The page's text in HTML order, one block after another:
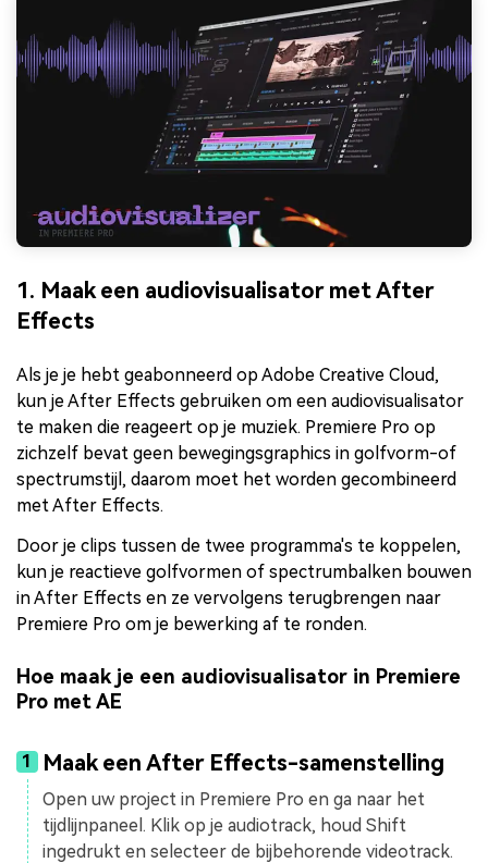
1. Maak een audiovisualisator met After
Effects
Als je je hebt geabonneerd op Adobe Creative Cloud,
kun je After Effects gebruiken om een audiovisualisator
te maken die reageert op je muziek. Premiere Pro op
zichzelf bevat geen bewegingsgraphics in golfvorm-of
spectrumstijl, daarom moet het worden gecombineerd
met After Effects.
Door je clips tussen de twee programma's te koppelen,
kun je reactieve golfvormen of spectrumbalken bouwen
in After Effects en ze vervolgens terugbrengen naar
Premiere Pro om je bewerking af te ronden.
Hoe maak je een audiovisualisator in Premiere
Pro met AE
1 Maak een After Effects-samenstelling
Open uw project in Premiere Pro en ga naar het
tijdlijnpaneel. Klik op je audiotrack, houd Shift
ingedrukt en selecteer de bijbehorende videotrack.